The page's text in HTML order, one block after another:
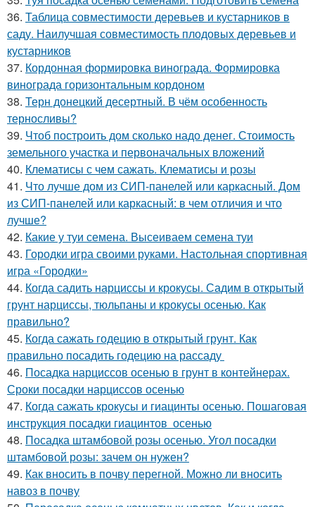
36. Таблица совместимости деревьев и кустарников в
саду. Наилучшая совместимость плодовых деревьев и
кустарников
37. Кордонная формировка винограда. Формировка
винограда горизонтальным кордоном
38. Терн донецкий десертный. В чём особенность
терносливы?
39. Чтоб построить дом сколько надо денег. Стоимость
земельного участка и первоначальных вложений
40. Клематисы с чем сажать. Клематисы и розы
41. Что лучше дом из СИП-панелей или каркасный. Дом
из СИП-панелей или каркасный: в чем отличия и что
лучше?
42. Какие у туи семена. Высеиваем семена туи
43. Городки игра своими руками. Настольная спортивная
игра «Городки»
44. Когда садить нарциссы и крокусы. Садим в открытый
грунт нарциссы, тюльпаны и крокусы осенью. Как
правильно?
45. Когда сажать годецию в открытый грунт. Как
правильно посадить годецию на рассаду
46. Посадка нарциссов осенью в грунт в контейнерах.
Сроки посадки нарциссов осенью
47. Когда сажать крокусы и гиацинты осенью. Пошаговая
инструкция посадки гиацинтов осенью
48. Посадка штамбовой розы осенью. Угол посадки
штамбовой розы: зачем он нужен?
49. Как вносить в почву перегной. Можно ли вносить
навоз в почву